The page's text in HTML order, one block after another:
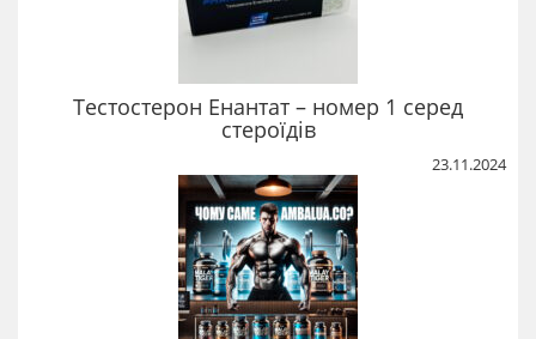
Тестостерон Енантат – номер 1 серед
стероїдів
23.11.2024